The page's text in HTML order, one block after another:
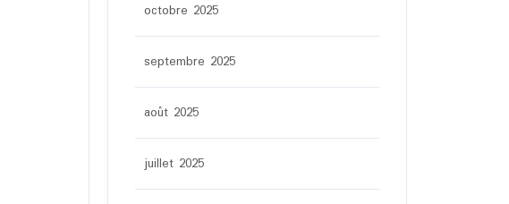
octobre 2025
septembre 2025
août 2025
juillet 2025